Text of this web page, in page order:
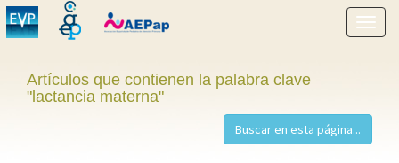
menú
Artículos que contienen la palabra clave
"lactancia materna"